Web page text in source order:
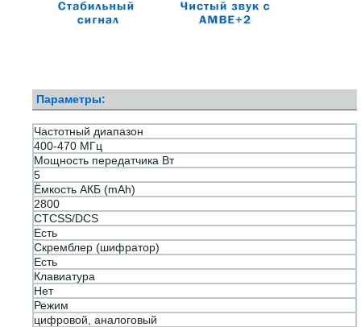
Параметры:
Частотный диапазон
400-470 МГц
Мощность передатчика Вт
5
Ёмкость АКБ (mAh)
2800
CTCSS/DCS
Есть
Скремблер (шифратор)
Есть
Клавиатура
Нет
Режим
цифровой, аналоговый